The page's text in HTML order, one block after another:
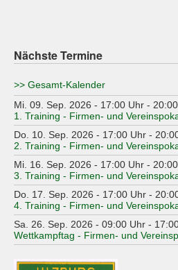
Nächste Termine
>> Gesamt-Kalender
Mi. 09. Sep. 2026 - 17:00 Uhr -
1. Training - Firmen- und
Do. 10. Sep. 2026 - 17:00 Uhr -
2. Training - Firmen- und
Mi. 16. Sep. 2026 - 17:00 Uhr -
3. Training - Firmen- und
Do. 17. Sep. 2026 - 17:00 Uhr -
4. Training - Firmen- und
Sa. 26. Sep. 2026 - 09:00 Uhr -
Wettkampftag - Firmen- und